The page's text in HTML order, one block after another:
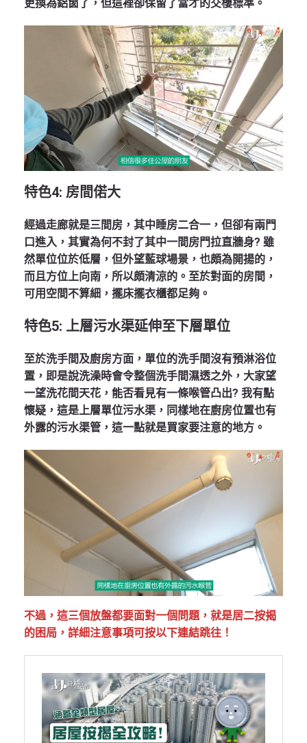
更換為鋁窗了，但這裡卻保留了當才的交樓標準。
特色4: 房間偌大
經過走廊就是三間房，其中睡房二合一，但卻有兩門
口進入，其實為何不封了其中一間房門拉直牆身? 雖
然單位位於低層，但外望藍球場景，也頗為開揚的，
而且方位上向南，所以頗清涼的。至於對面的房間，
可用空間不算細，擺床擺衣櫃都足夠。
特色5: 上層污水渠延伸至下層單位
至於洗手間及廚房方面，單位的洗手間沒有預淋浴位
置，即是說洗澡時會令整個洗手間濕透之外，大家望
一望洗花間天花，能否看見有一條喉管凸出? 我有點
懷疑，這是上層單位污水渠，同樣地在廚房位置也有
外露的污水渠管，這一點就是買家要注意的地方。
不過，這三個放盤都要面對一個問題，就是居二按揭
的困局，詳細注意事項可按以下連結跳往！